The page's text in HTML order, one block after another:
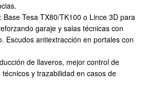
Base Tesa TX80/TK100 o Lince 3D para
garaje y salas técnicas con
Escudos antiextracción en portales con
de llaveros, mejor control de
y trazabilidad en casos de